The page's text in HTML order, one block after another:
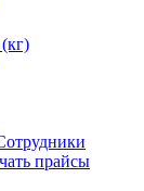
прайсы